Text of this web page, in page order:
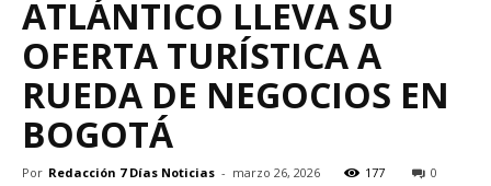
ATLÁNTICO LLEVA SU
OFERTA TURÍSTICA A
RUEDA DE NEGOCIOS EN
BOGOTÁ
Por Redacción 7 Días Noticias - marzo 26, 2026 177 0